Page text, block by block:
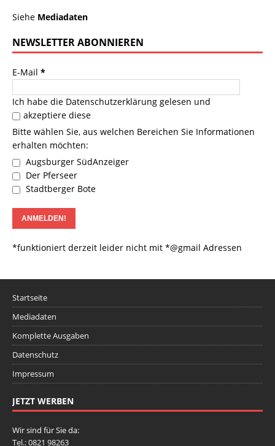
Siehe Mediadaten
NEWSLETTER ABONNIEREN
E-Mail *
Ich habe die Datenschutzerklärung gelesen und
akzeptiere diese
Bitte wählen Sie, aus welchen Bereichen Sie Informationen
erhalten möchten:
Augsburger SüdAnzeiger
Der Pferseer
Stadtberger Bote
*funktioniert derzeit leider nicht mit *@gmail Adressen
Startseite
Mediadaten
Komplette Ausgaben
Datenschutz
Impressum
JETZT WERBEN
Wir sind für Sie da:
Tel.: 0821 98263